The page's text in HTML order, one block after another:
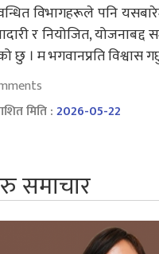
विभागहरूले पनि
र नियोजित,
छु । म भगवानप्रति विश्वास
मिति :2026-05-22
समाचार